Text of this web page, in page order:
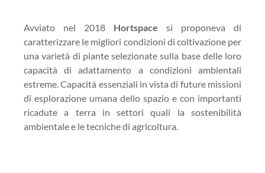
Avviato nel 2018 Hortspace si proponeva di
caratterizzare le migliori condizioni di coltivazione per
una varietà di piante selezionate sulla base delle loro
capacità di adattamento a condizioni ambientali
estreme. Capacità essenziali in vista di future missioni
di esplorazione umana dello spazio e con importanti
ricadute a terra in settori quali la sostenibilità
ambientale e le tecniche di agricoltura.